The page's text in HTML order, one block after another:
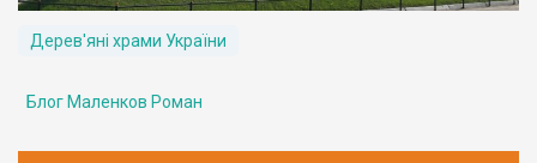
Дерев'яні храми України
Блог Маленков Роман